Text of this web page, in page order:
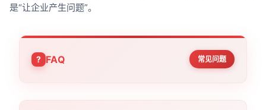
是“让企业产生问题”。
FAQ 常见问题